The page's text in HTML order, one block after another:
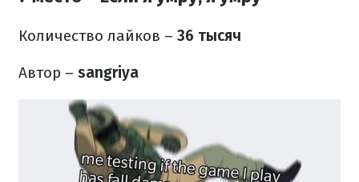
Количество лайков – 36 тысяч
Автор – sangriya